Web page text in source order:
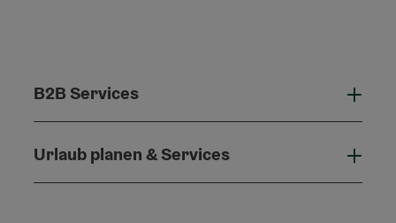
B2B Services
Urlaub planen & Services